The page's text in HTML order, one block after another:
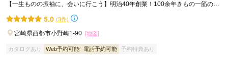
【一生ものの振袖に、会いに行こう】明治40年創業！100余年きもの一筋の老
5.0 (3件)
宮崎県西都市小野崎1-90 [地図]
カタログあり Web予約可能 電話予約可能 予約特典あり